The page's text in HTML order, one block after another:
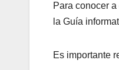
Para conocer
la Guía
Es importante